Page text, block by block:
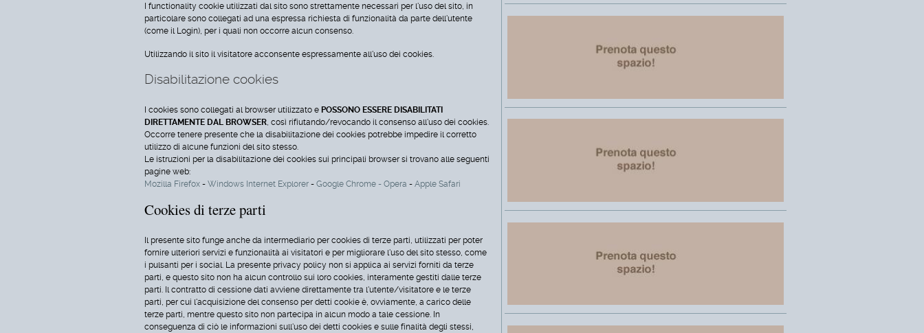
I functionality cookie utilizzati dal sito sono strettamente necessari per l'uso del sito, in
particolare sono collegati ad una espressa richiesta di funzionalità da parte dell'utente
(come il Login), per i quali non occorre alcun consenso.
Utilizzando il sito il visitatore acconsente espressamente all'uso dei cookies.
Disabilitazione cookies
I cookies sono collegati al browser utilizzato e POSSONO ESSERE DISABILITATI
DIRETTAMENTE DAL BROWSER, così rifiutando/revocando il consenso all'uso dei cookies.
Occorre tenere presente che la disabilitazione dei cookies potrebbe impedire il corretto
utilizzo di alcune funzioni del sito stesso.
Le istruzioni per la disabilitazione dei cookies sui principali browser si trovano alle seguenti
pagine web:
Mozilla Firefox - Windows Internet Explorer - Google Chrome - Opera - Apple Safari
Cookies di terze parti
Il presente sito funge anche da intermediario per cookies di terze parti, utilizzati per poter
fornire ulteriori servizi e funzionalità ai visitatori e per migliorare l'uso del sito stesso, come
i pulsanti per i social. La presente privacy policy non si applica ai servizi forniti da terze
parti, e questo sito non ha alcun controllo sui loro cookies, interamente gestiti dalle terze
parti. Il contratto di cessione dati avviene direttamente tra l'utente/visitatore e le terze
parti, per cui l'acquisizione del consenso per detti cookie è, ovviamente, a carico delle
terze parti, mentre questo sito non partecipa in alcun modo a tale cessione. In
conseguenza di ciò le informazioni sull'uso dei detti cookies e sulle finalità degli stessi,